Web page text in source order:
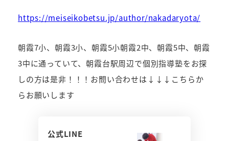
https://meiseikobetsu.jp/author/nakadaryota/
朝霞7小、朝霞3小、朝霞5小朝霞2中、朝霞5中、朝霞
3中に通っていて、朝霞台駅周辺で個別指導塾をお探
しの方は是非！！！お問い合わせは↓↓↓こちらか
らお願いします
公式LINE